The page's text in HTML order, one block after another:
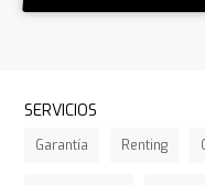
SERVICIOS
Garantía Renting